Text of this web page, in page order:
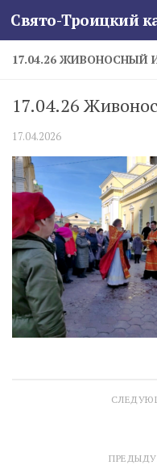
Skip to content
17.04.26 ЖИВОНОСНЫЙ
17.04.26
17.04.2026